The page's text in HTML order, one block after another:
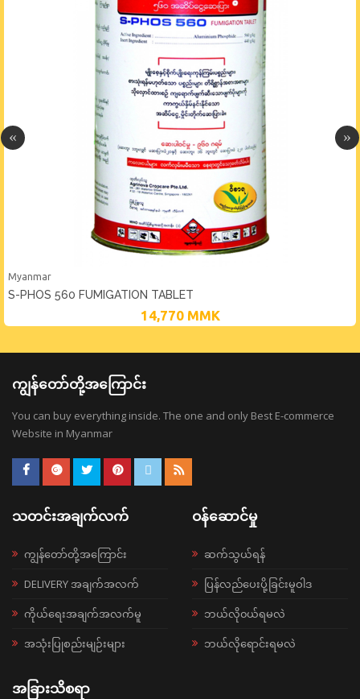
Myanmar
S-PHOS 560 FUMIGATION TABLET
14,770 MMK
ကျွန်တော်တို့အကြောင်း
You can buy everything inside. The one and only Best E-commerce
Website in Myanmar
သတင်းအချက်လက်
ကျွန်တော်တို့အကြောင်း
DELIVERY အချက်အလက်
ကိုယ်ရေးအချက်အလက်မူ
အသုံးပြုစည်းမျဉ်းများ
ဝန်ဆောင်မှု
ဆက်သွယ်ရန်
ပြန်လည်ပေးပို့ခြင်းမူဝါဒ
ဘယ်လို၀ယ်ရမလဲ
ဘယ်လိုရောင်းရမလဲ
အခြားသိစရာ